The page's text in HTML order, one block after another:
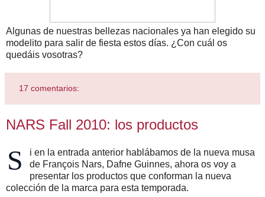
Algunas de nuestras bellezas nacionales ya han elegido su
modelito para salir de fiesta estos días. ¿Con cuál os
quedáis vosotras?
17 comentarios:
NARS Fall 2010: los productos
S
i en la entrada anterior hablábamos de la nueva musa
de François Nars, Dafne Guinnes, ahora os voy a
presentar los productos que conforman la nueva
colección de la marca para esta temporada.